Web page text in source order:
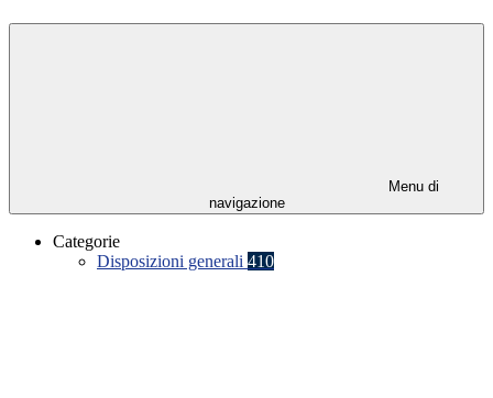
Menu di
navigazione
Categorie
Disposizioni generali 410